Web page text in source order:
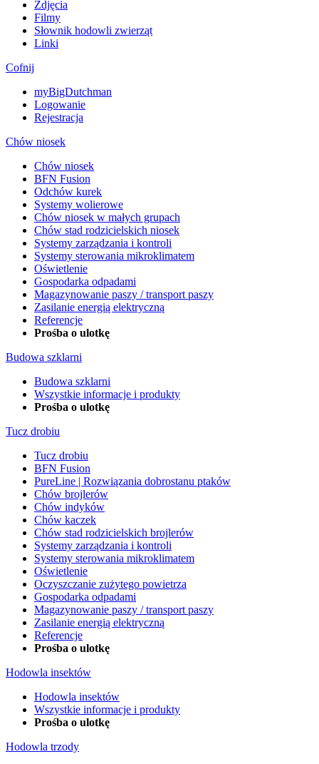
Zdjęcia
Filmy
Słownik hodowli zwierząt
Linki
Cofnij
myBigDutchman
Logowanie
Rejestracja
Chów niosek
Chów niosek
BFN Fusion
Odchów kurek
Systemy wolierowe
Chów niosek w małych grupach
Chów stad rodzicielskich niosek
Systemy zarządzania i kontroli
Systemy sterowania mikroklimatem
Oświetlenie
Gospodarka odpadami
Magazynowanie paszy / transport paszy
Zasilanie energią elektryczną
Referencje
Prośba o ulotkę
Budowa szklarni
Budowa szklarni
Wszystkie informacje i produkty
Prośba o ulotkę
Tucz drobiu
Tucz drobiu
BFN Fusion
PureLine | Rozwiązania dobrostanu ptaków
Chów brojlerów
Chów indyków
Chów kaczek
Chów stad rodzicielskich brojlerów
Systemy zarządzania i kontroli
Systemy sterowania mikroklimatem
Oświetlenie
Oczyszczanie zużytego powietrza
Gospodarka odpadami
Magazynowanie paszy / transport paszy
Zasilanie energią elektryczną
Referencje
Prośba o ulotkę
Hodowla insektów
Hodowla insektów
Wszystkie informacje i produkty
Prośba o ulotkę
Hodowla trzody